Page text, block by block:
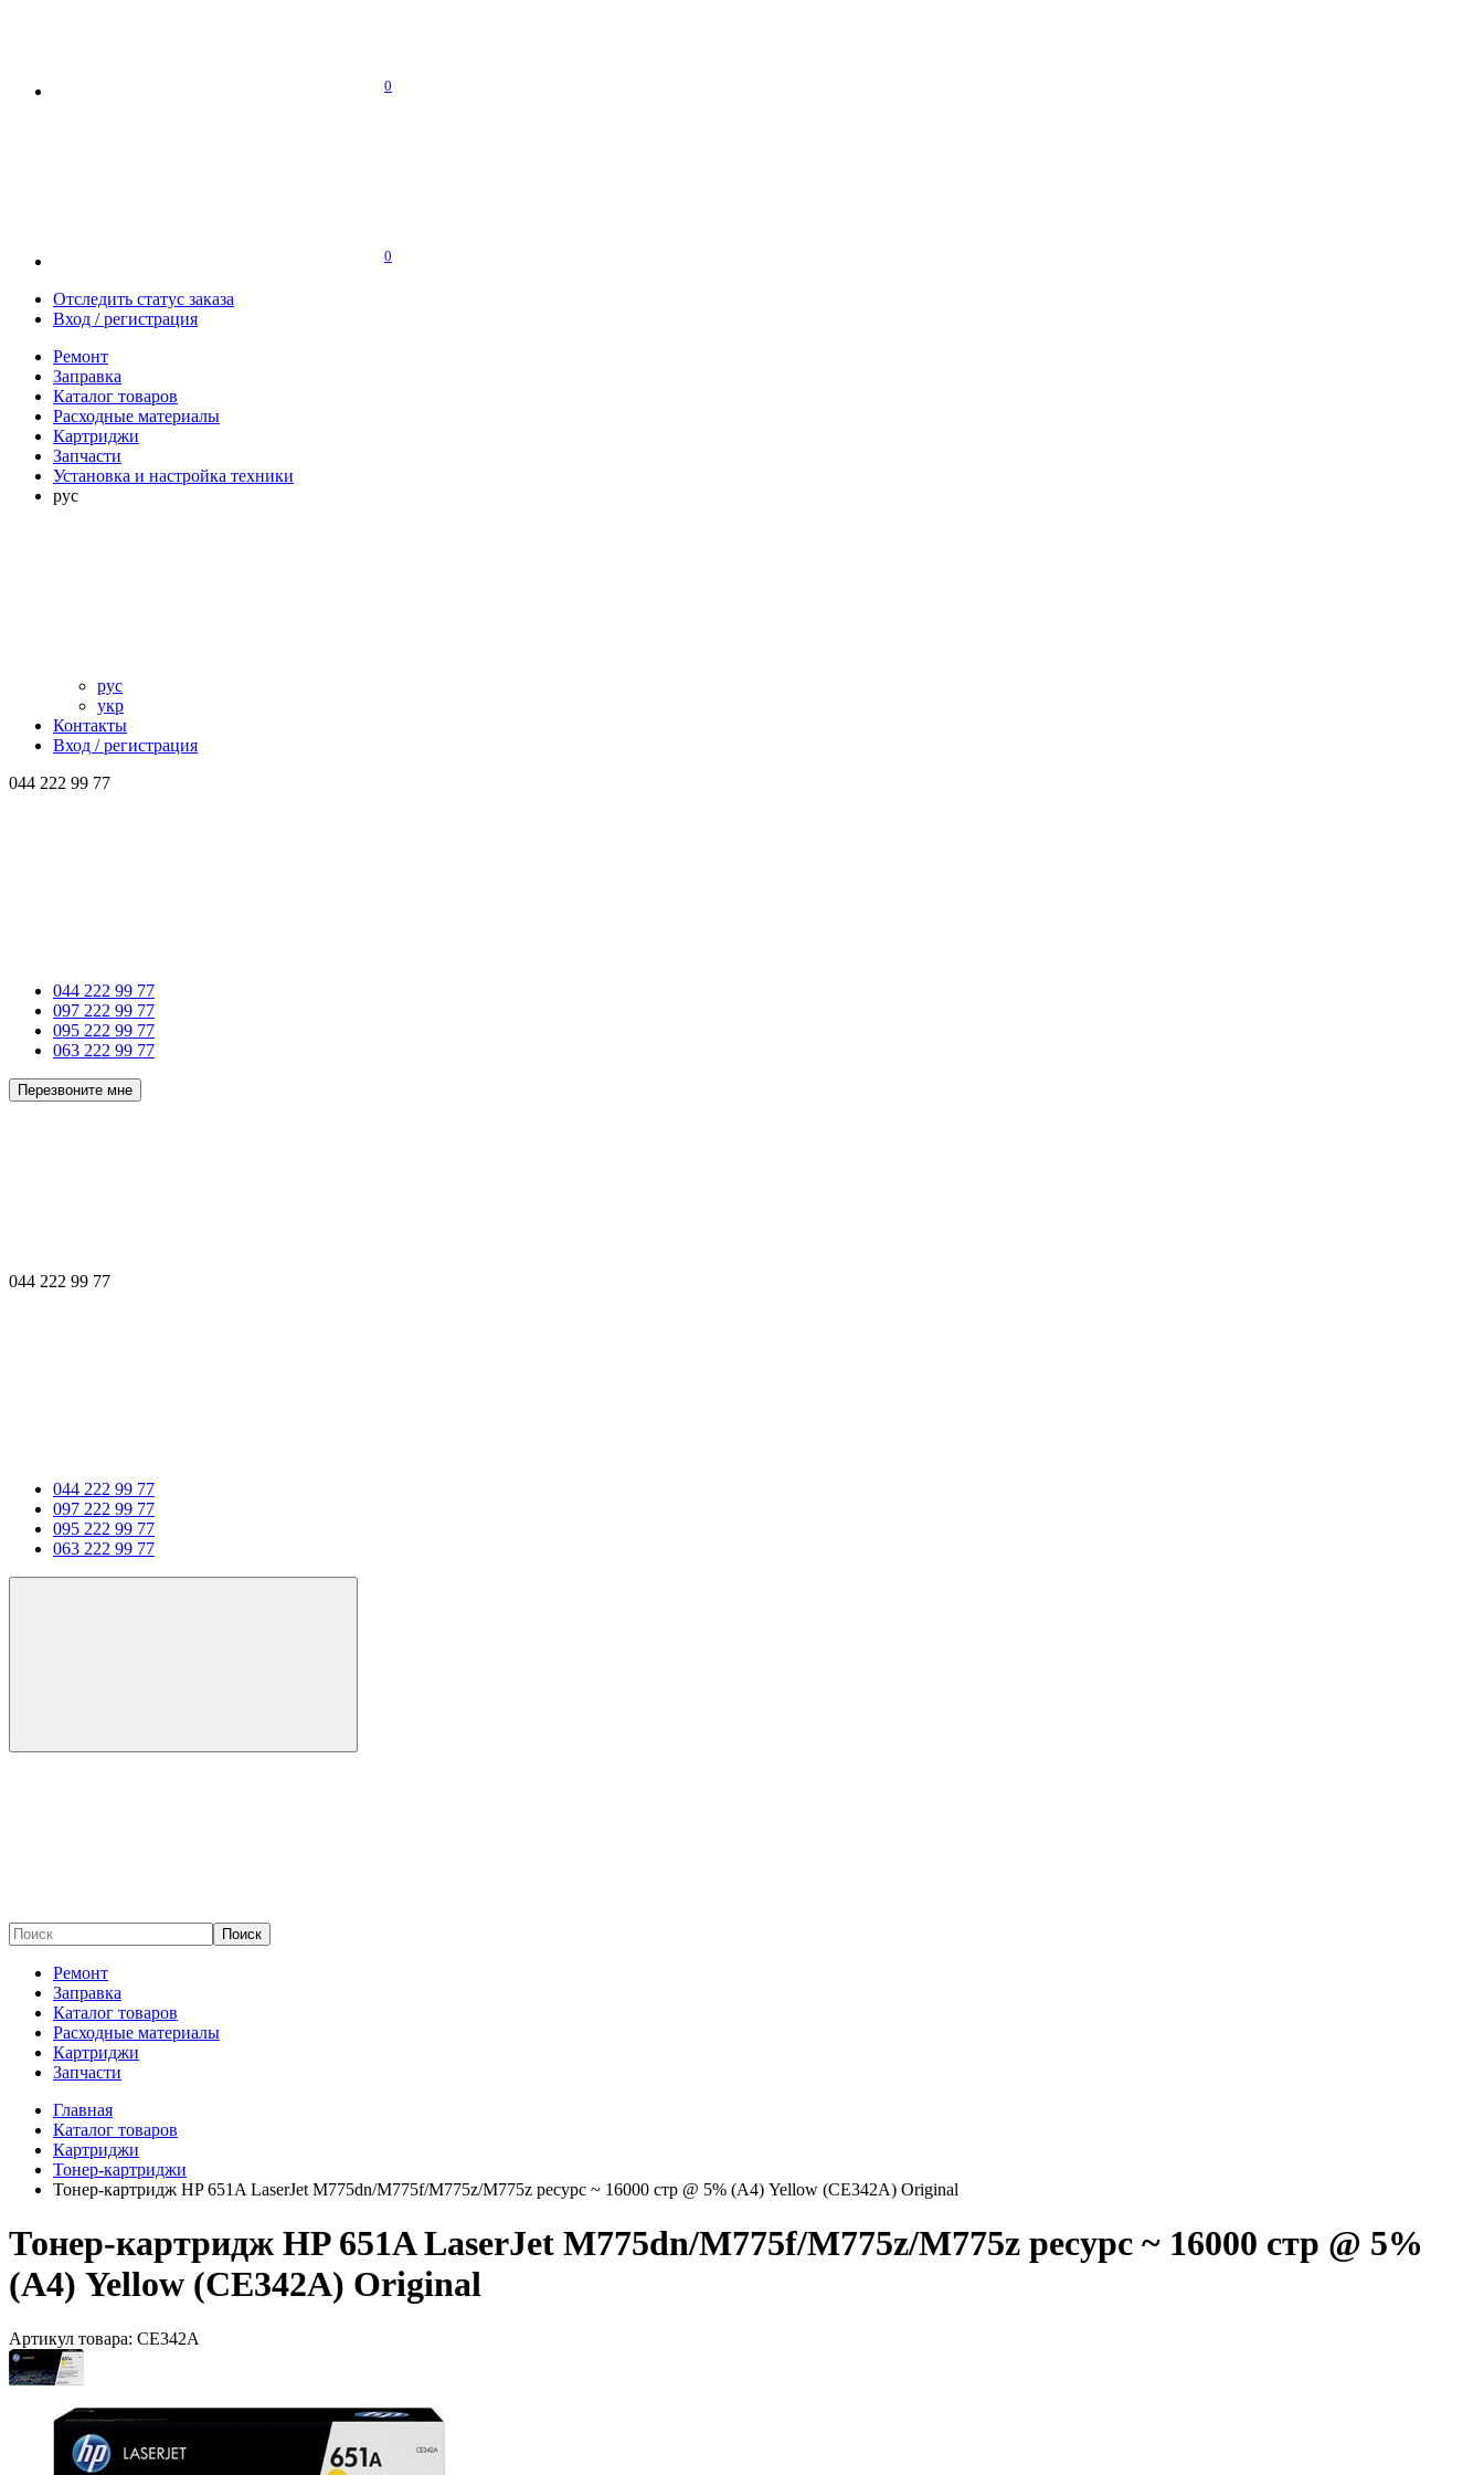
0
0
Отследить статус заказа
Вход / регистрация
Ремонт
Заправка
Каталог товаров
Расходные материалы
Картриджи
Запчасти
Установка и настройка техники
рус
рус
укр
Контакты
Вход / регистрация
044 222 99 77
044 222 99 77
097 222 99 77
095 222 99 77
063 222 99 77
Перезвоните мне
044 222 99 77
044 222 99 77
097 222 99 77
095 222 99 77
063 222 99 77
Поиск
Ремонт
Заправка
Каталог товаров
Расходные материалы
Картриджи
Запчасти
Главная
Каталог товаров
Картриджи
Тонер-картриджи
Тонер-картридж HP 651A LaserJet M775dn/M775f/M775z/M775z ресурс ~ 16000 стр @ 5% (A4) Yellow (CE342A) Original
Тонер-картридж HP 651A LaserJet M775dn/M775f/M775z/M775z ресурс ~ 16000 стр @ 5%
(A4) Yellow (CE342A) Original
Артикул товара: CE342A